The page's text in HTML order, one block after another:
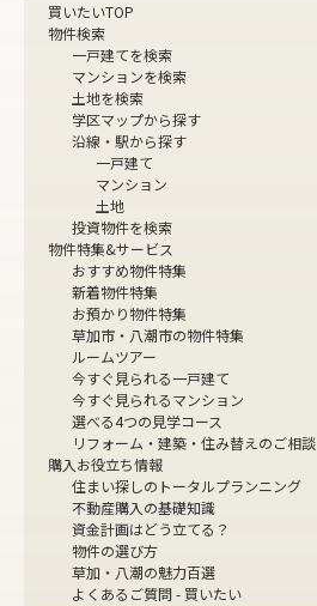
買いたいTOP
物件検索
一戸建てを検索
マンションを検索
土地を検索
学区マップから探す
沿線・駅から探す
一戸建て
マンション
土地
投資物件を検索
物件特集&サービス
おすすめ物件特集
新着物件特集
お預かり物件特集
草加市・八潮市の物件特集
ルームツアー
今すぐ見られる一戸建て
今すぐ見られるマンション
選べる4つの見学コース
リフォーム・建築・住み替えのご相談
購入お役立ち情報
住まい探しのトータルプランニング
不動産購入の基礎知識
資金計画はどう立てる？
物件の選び方
草加・八潮の魅力百選
よくあるご質問 - 買いたい